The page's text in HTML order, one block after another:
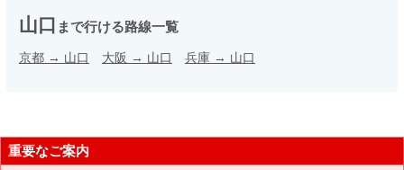
山口 まで行ける路線一覧
京都 → 山口 大阪 → 山口 兵庫 → 山口
重要なご案内